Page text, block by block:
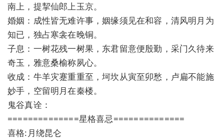
南上，提挈仙郎上玉京。
婚姻：成性皆无难许事，姻缘须见在和容，清风明月为
知已，独占寒衾在晚铜。
子息：一树花残一树果，东君留意便殷勤，采门久待来
奇玉，雅意桑榆称夙心。
收成：牛羊灾蹇重重至，坷坎从寅至卯愁，卢扁不能施
妙手，空留明月在秦楼。
鬼谷真诠：
==============星格喜忌==============
喜格:月绕昆仑